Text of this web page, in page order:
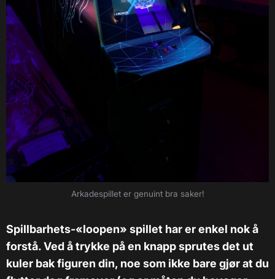
Arkadespillet er genuint bra saker!
Spillbarhets-«loopen» spillet har er enkel nok å
forstå. Ved å trykke på en knapp sprutes det ut
kuler bak figuren din, noe som ikke bare gjør at du